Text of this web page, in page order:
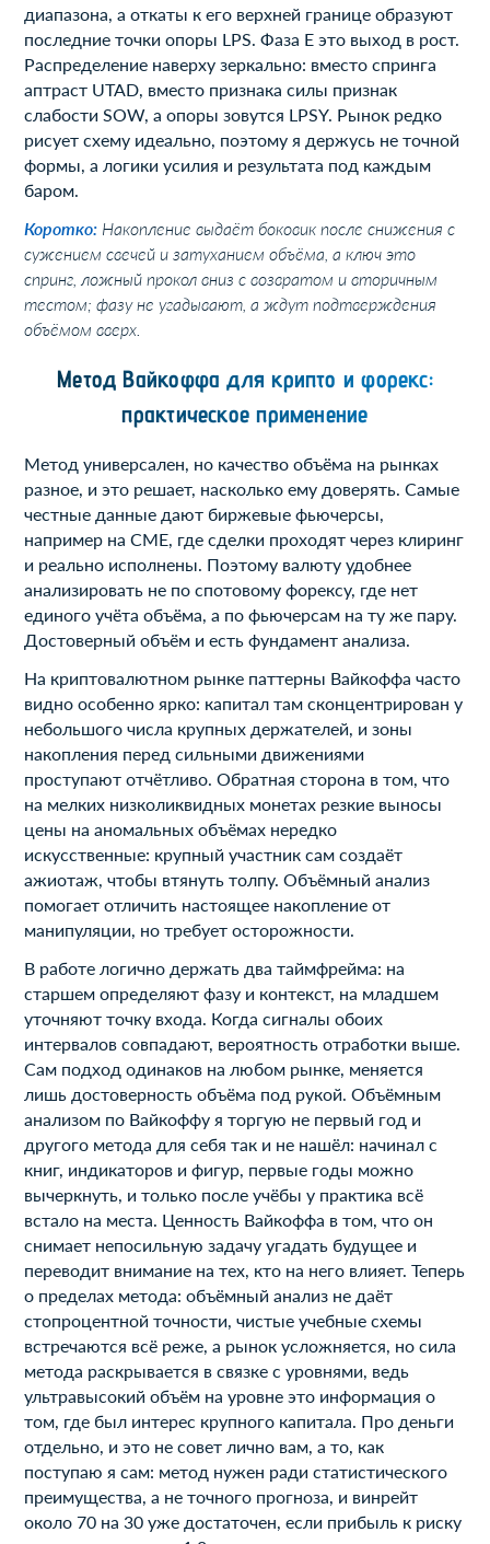
диапазона, а откаты к его верхней границе образуют
последние точки опоры LPS. Фаза E это выход в рост.
Распределение наверху зеркально: вместо спринга
аптраст UTAD, вместо признака силы признак
слабости SOW, а опоры зовутся LPSY. Рынок редко
рисует схему идеально, поэтому я держусь не точной
формы, а логики усилия и результата под каждым
баром.
Коротко: Накопление выдаёт боковик после снижения с
сужением свечей и затуханием объёма, а ключ это
спринг, ложный прокол вниз с возвратом и вторичным
тестом; фазу не угадывают, а ждут подтверждения
объёмом вверх.
Метод Вайкоффа для крипто и форекс:
практическое применение
Метод универсален, но качество объёма на рынках
разное, и это решает, насколько ему доверять. Самые
честные данные дают биржевые фьючерсы,
например на CME, где сделки проходят через клиринг
и реально исполнены. Поэтому валюту удобнее
анализировать не по спотовому форексу, где нет
единого учёта объёма, а по фьючерсам на ту же пару.
Достоверный объём и есть фундамент анализа.
На криптовалютном рынке паттерны Вайкоффа часто
видно особенно ярко: капитал там сконцентрирован у
небольшого числа крупных держателей, и зоны
накопления перед сильными движениями
проступают отчётливо. Обратная сторона в том, что
на мелких низколиквидных монетах резкие выносы
цены на аномальных объёмах нередко
искусственные: крупный участник сам создаёт
ажиотаж, чтобы втянуть толпу. Объёмный анализ
помогает отличить настоящее накопление от
манипуляции, но требует осторожности.
В работе логично держать два таймфрейма: на
старшем определяют фазу и контекст, на младшем
уточняют точку входа. Когда сигналы обоих
интервалов совпадают, вероятность отработки выше.
Сам подход одинаков на любом рынке, меняется
лишь достоверность объёма под рукой. Объёмным
анализом по Вайкоффу я торгую не первый год и
другого метода для себя так и не нашёл: начинал с
книг, индикаторов и фигур, первые годы можно
вычеркнуть, и только после учёбы у практика всё
встало на места. Ценность Вайкоффа в том, что он
снимает непосильную задачу угадать будущее и
переводит внимание на тех, кто на него влияет. Теперь
о пределах метода: объёмный анализ не даёт
стопроцентной точности, чистые учебные схемы
встречаются всё реже, а рынок усложняется, но сила
метода раскрывается в связке с уровнями, ведь
ультравысокий объём на уровне это информация о
том, где был интерес крупного капитала. Про деньги
отдельно, и это не совет лично вам, а то, как
поступаю я сам: метод нужен ради статистического
преимущества, а не точного прогноза, и винрейт
около 70 на 30 уже достаточен, если прибыль к риску